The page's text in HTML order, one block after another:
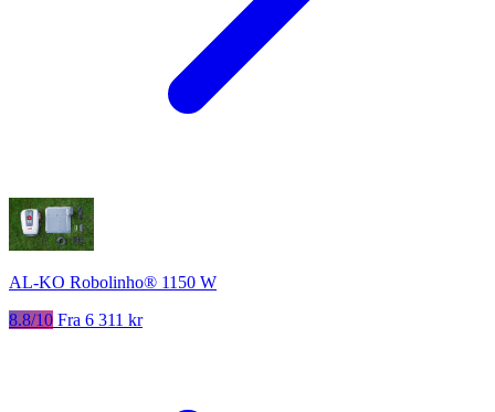
AL-KO Robolinho® 1150 W
8.8/10 Fra 6 311 kr